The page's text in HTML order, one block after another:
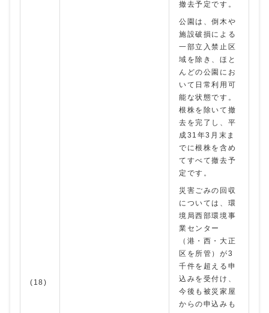
(18)
撤去予定です。
公園は、倒木や
施設破損による
一部立入禁止区
域を除き、ほと
んどの公園にお
いて日常利用可
能な状態です。
根株を除いて撤
去を完了し、平
成31年3月末ま
でに根株を含め
てすべて撤去予
定です。
災害ごみの回収
については、環
境局西部環境事
業センター
（港・西・大正
区を所管）が3
千件を超える申
込みを受付け、
今後も被災家屋
からの申込みも